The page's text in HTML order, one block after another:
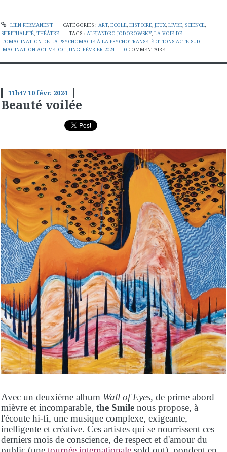
LIEN PERMANENT CATÉGORIES : ART, ECOLE, HISTOIRE, JEUX, LIVRE, SCIENCE,
SPIRITUALITÉ, THÉÂTRE TAGS :ALEJANDRO JODOROWSKY,LA VOIE DE
L'OMAGINATION-DE LA PSYCHOMAGIE À LA PSYCHOTRANSE, ÉDITIONS ACTE SUD,
IMAGINATION ACTIVE, C.G JUNG, FÉVRIER 2024 0 COMMENTAIRE
11h4710févr. 2024
Beauté voilée
Avec un deuxième album Wall of Eyes, de prime abord
mièvre et incomparable, the Smile nous propose, à
l'écoute hi-fi, une musique complexe, exigeante,
inelligente et créative. Ces artistes qui se nourrissent ces
derniers mois de conscience, de respect et d'amour du